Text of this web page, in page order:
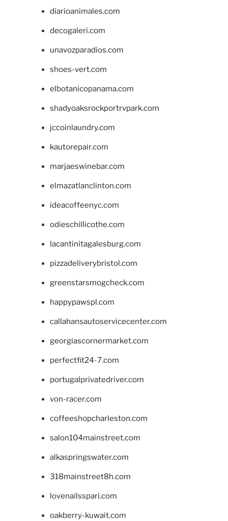
diarioanimales.com
decogaleri.com
unavozparadios.com
shoes-vert.com
elbotanicopanama.com
shadyoaksrockportrvpark.com
jccoinlaundry.com
kautorepair.com
marjaeswinebar.com
elmazatlanclinton.com
ideacoffeenyc.com
odieschillicothe.com
lacantinitagalesburg.com
pizzadeliverybristol.com
greenstarsmogcheck.com
happypawspl.com
callahansautoservicecenter.com
georgiascornermarket.com
perfectfit24-7.com
portugalprivatedriver.com
von-racer.com
coffeeshopcharleston.com
salon104mainstreet.com
alkaspringswater.com
318mainstreet8h.com
lovenailsspari.com
oakberry-kuwait.com